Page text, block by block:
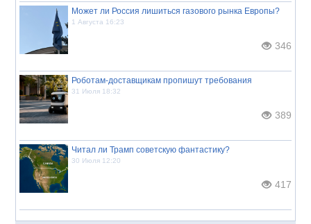
Может ли Россия лишиться газового рынка Европы?
1 Августа 16:23
346
Роботам-доставщикам пропишут требования
31 Июля 18:32
389
Читал ли Трамп советскую фантастику?
30 Июля 12:20
417